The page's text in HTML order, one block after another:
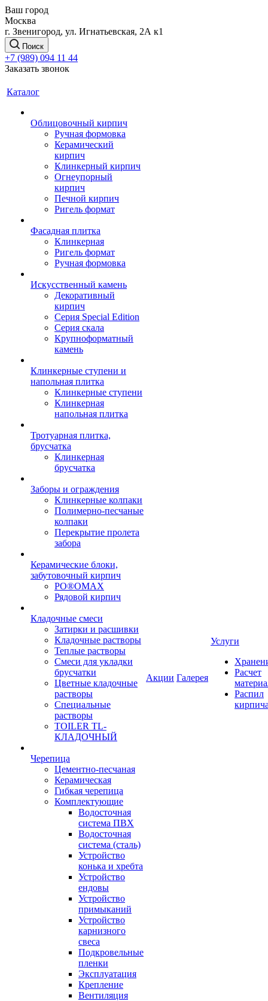
Ваш город
Москва
г. Звенигород, ул. Игнатьевская, 2А к1
Поиск
+7 (989) 094 11 44
Заказать звонок
Каталог
Облицовочный кирпич
Ручная формовка
Керамический
кирпич
Клинкерный кирпич
Огнеупорный
кирпич
Печной кирпич
Ригель формат
Фасадная плитка
Клинкерная
Ригель формат
Ручная формовка
Искусственный камень
Декоративный
кирпич
Серия Special Edition
Серия скала
Крупноформатный
камень
Клинкерные ступени и
напольная плитка
Клинкерные ступени
Клинкерная
напольная плитка
Тротуарная плитка,
брусчатка
Клинкерная
брусчатка
Заборы и ограждения
Клинкерные колпаки
Полимерно-песчаные
колпаки
Перекрытие пролета
забора
Керамические блоки,
забутовочный кирпич
PO®OMAX
Рядовой кирпич
Кладочные смеси
Затирки и расшивки
Кладочные растворы
Теплые растворы
Смеси для укладки
брусчатки
Цветные кладочные
растворы
Специальные
растворы
TOILER TL-
КЛАДОЧНЫЙ
Черепица
Цементно-песчаная
Керамическая
Гибкая черепица
Комплектующие
Водосточная
система ПВХ
Водосточная
система (сталь)
Устройство
конька и хребта
Устройство
ендовы
Устройство
примыканий
Устройство
карнизного
свеса
Подкровельные
пленки
Эксплуатация
Крепление
Вентиляция
Акции Галерея
Услуги
Расчет
Распил